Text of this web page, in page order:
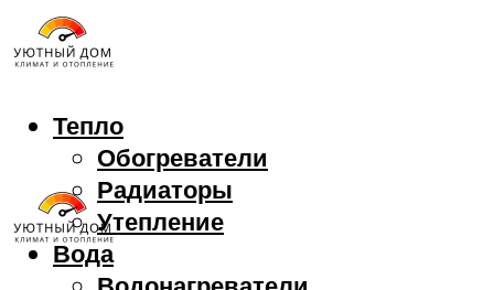
Тепло
Обогреватели
Радиаторы
Утепление
Вода